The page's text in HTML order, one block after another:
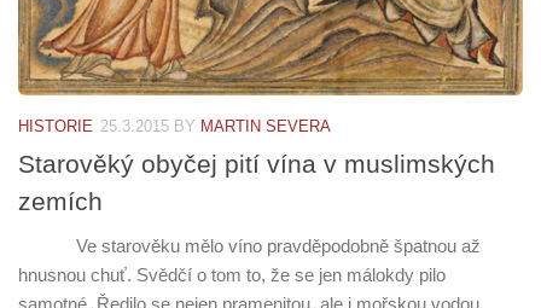
HISTORIE 25.3.2015 BY MARTIN SEVERA
Starověký obyčej pití vína v muslimských
zemích
Ve starověku mělo víno pravděpodobně špatnou až
hnusnou chuť. Svědčí o tom to, že se jen málokdy pilo